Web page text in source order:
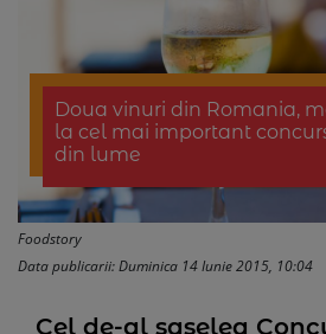
Doua vinuri din Romania,
la cel mai important
din lume
Foodstory
Data publicarii: Duminica 14 Iunie 2015, 10:04
Cel de-al saselea